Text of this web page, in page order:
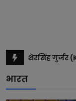
खेल
भारत